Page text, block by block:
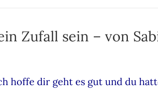
Zufall sein – von
hoffe dir geht es gut und du